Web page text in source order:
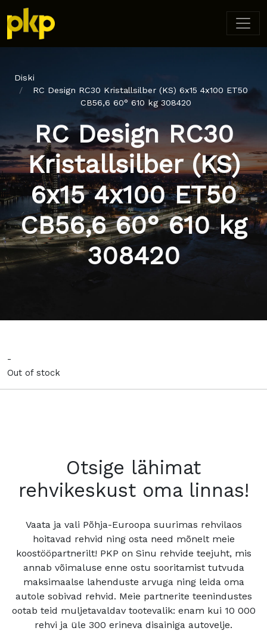
Diski
RC Design RC30 Kristallsilber (KS) 6x15 4x100 ET50
CB56,6 60° 610 kg 308420
RC Design RC30
Kristallsilber (KS)
6x15 4x100 ET50
CB56,6 60° 610 kg
308420
-
Out of stock
Otsige lähimat
rehvikeskust oma linnas!
Vaata ja vali Põhja-Euroopa suurimas rehvilaos
hoitavad rehvid ning osta need mõnelt meie
koostööpartnerilt! PKP on Sinu rehvide teejuht, mis
annab võimaluse enne ostu sooritamist tutvuda
maksimaalse lahenduste arvuga ning leida oma
autole sobivad rehvid. Meie partnerite teenindustes
ootab teid muljetavaldav tootevalik: enam kui 10 000
rehvi ja üle 300 erineva disainiga autovelje.